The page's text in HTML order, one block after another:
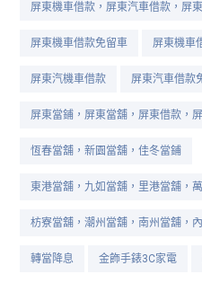
屏東機車借款，屏東汽車借款，屏
屏東機車借款免留車 屏東機車
屏東汽機車借款 屏東汽車借款
屏東當鋪，屏東當舖，屏東借款，
恆春當舖，新園當舖，佳冬當鋪
東港當舖，九如當舖，里港當舖，
枋寮當舖，潮州當舖，南州當舖，
轉當降息 金飾手錶3C家電